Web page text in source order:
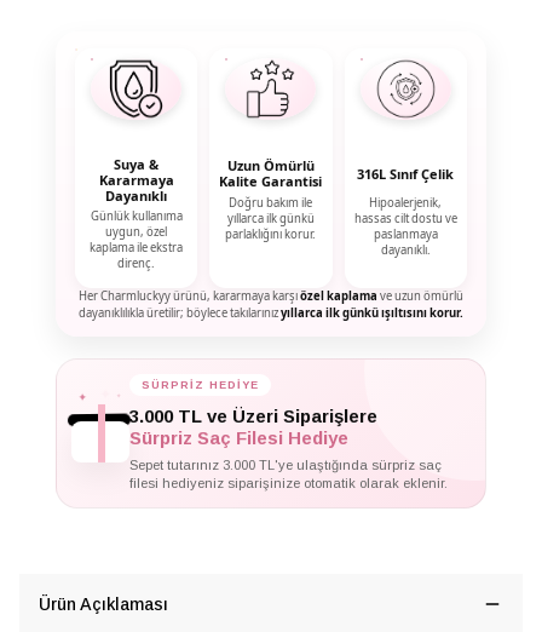
Suya &
Kararmaya
Dayanıklı
Günlük kullanıma
uygun, özel
kaplama ile ekstra
direnç.
Uzun Ömürlü
Kalite Garantisi
Doğru bakım ile
yıllarca ilk günkü
parlaklığını korur.
316L Sınıf Çelik
Hipoalerjenik,
hassas cilt dostu ve
paslanmaya
dayanıklı.
Her Charmluckyy ürünü, kararmaya karşıözel kaplama ve uzun ömürlü
dayanıklılıkla üretilir; böylece takılarınızyıllarca ilk günkü ışıltısını korur.
SÜRPRİZ HEDİYE
3.000 TL ve Üzeri Siparişlere
Sürpriz Saç Filesi Hediye
Sepet tutarınız 3.000 TL'ye ulaştığında sürpriz saç
filesi hediyeniz siparişinize otomatik olarak eklenir.
Ürün Açıklaması